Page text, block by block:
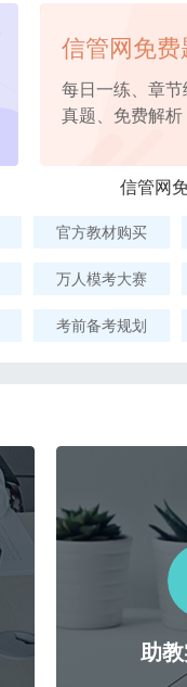
信管网免费
每日一练、章
真题、免费解析
信管网
官方教材购买
万人模考大赛
考前备考规划
助